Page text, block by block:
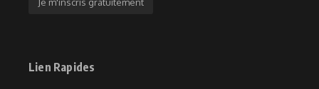
Lien Rapides